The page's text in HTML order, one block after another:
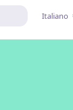
Italiano